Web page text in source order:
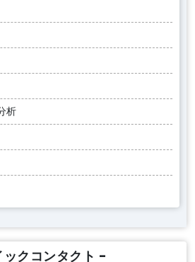
析
クコンタクト -